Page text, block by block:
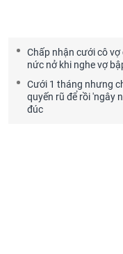
Chấp nhận cưới cô vợ
nức nở khi nghe vợ
Cưới 1 tháng nhưng
quyến rũ để rồi 'ngây
đúc